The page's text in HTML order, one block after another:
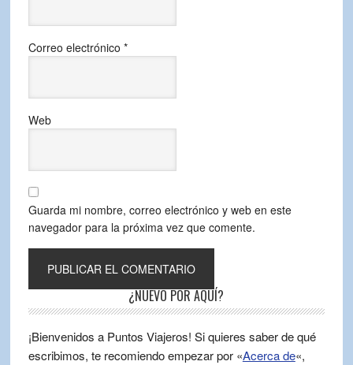
Correo electrónico *
Web
Guarda mi nombre, correo electrónico y web en este
navegador para la próxima vez que comente.
¿NUEVO POR AQUÍ?
¡Bienvenidos a Puntos Viajeros! Si quieres saber de qué
escribimos, te recomiendo empezar por «Acerca de«,